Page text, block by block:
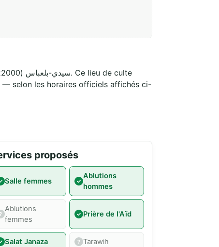
— selon les horaires officiels affichés ci-
proposés
Salle femmes
Ablutions
hommes
Ablutions
femmes
Prière de l'Aïd
Salat Janaza Tarawih